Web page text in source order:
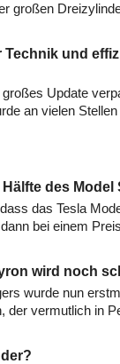
großen
und
Update
an vielen Stellen
des Model
das Tesla
bei einem
wird noch
wurde nun
der vermutlich in